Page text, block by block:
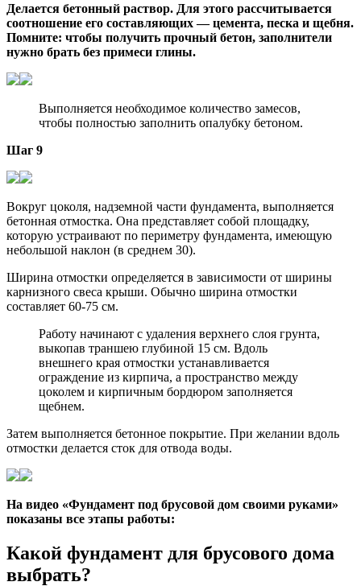
Делается бетонный раствор. Для этого рассчитывается
соотношение его составляющих — цемента, песка и щебня.
Помните: чтобы получить прочный бетон, заполнители
нужно брать без примеси глины.
Выполняется необходимое количество замесов,
чтобы полностью заполнить опалубку бетоном.
Шаг 9
Вокруг цоколя, надземной части фундамента, выполняется
бетонная отмостка. Она представляет собой площадку,
которую устраивают по периметру фундамента, имеющую
небольшой наклон (в среднем 30).
Ширина отмостки определяется в зависимости от ширины
карнизного свеса крыши. Обычно ширина отмостки
составляет 60-75 см.
Работу начинают с удаления верхнего слоя грунта,
выкопав траншею глубиной 15 см. Вдоль
внешнего края отмостки устанавливается
ограждение из кирпича, а пространство между
цоколем и кирпичным бордюром заполняется
щебнем.
Затем выполняется бетонное покрытие. При желании вдоль
отмостки делается сток для отвода воды.
На видео «Фундамент под брусовой дом своими руками»
показаны все этапы работы:
Какой фундамент для брусового дома
выбрать?